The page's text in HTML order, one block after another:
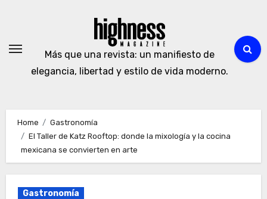
Más que una revista: un manifiesto de
elegancia, libertad y estilo de vida moderno.
Home
Gastronomía
El Taller de Katz Rooftop: donde la mixología y la cocina
mexicana se convierten en arte
Gastronomía